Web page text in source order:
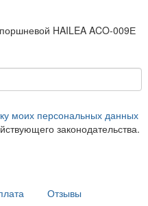
HAILEA ACO-009Е
моих персональных данных
законодательства.
Отзывы